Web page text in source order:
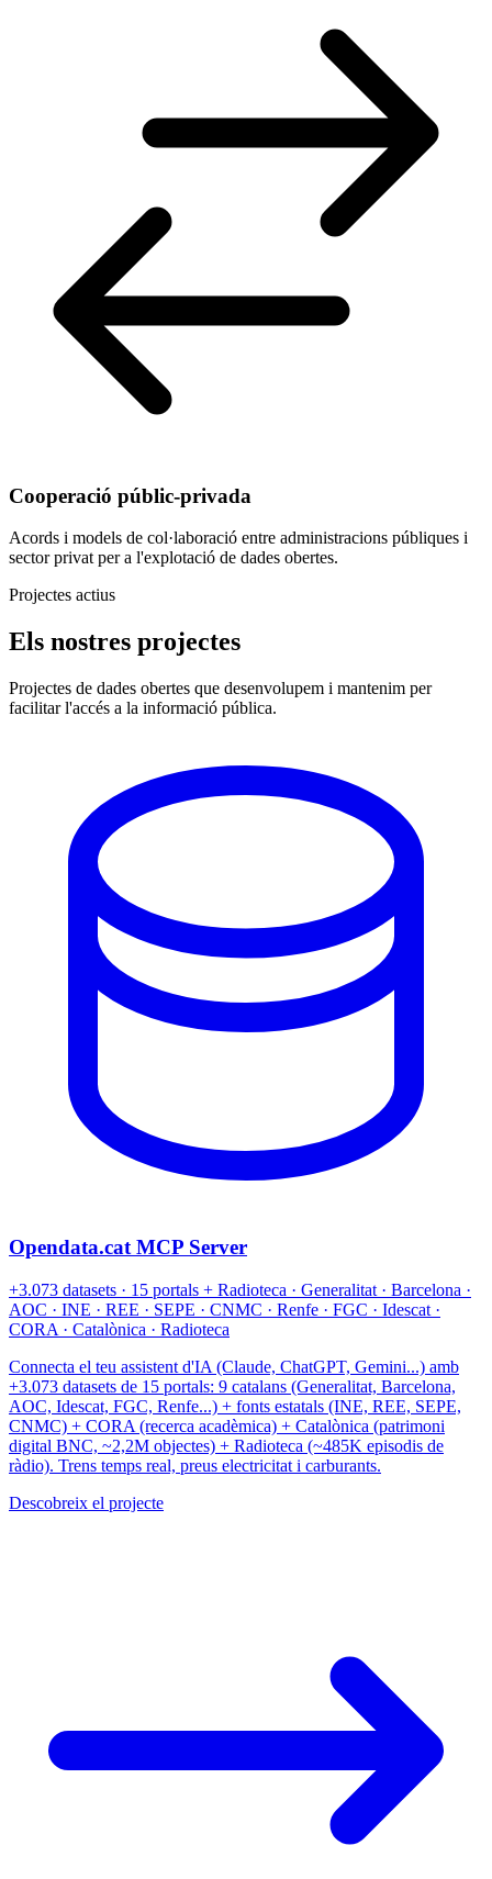
Cooperació públic-privada
Acords i models de col·laboració entre administracions públiques i
sector privat per a l'explotació de dades obertes.
Projectes actius
Els nostres projectes
Projectes de dades obertes que desenvolupem i mantenim per
facilitar l'accés a la informació pública.
Opendata.cat MCP Server
+3.073 datasets · 15 portals + Radioteca · Generalitat · Barcelona ·
AOC · INE · REE · SEPE · CNMC · Renfe · FGC · Idescat ·
CORA · Catalònica · Radioteca
Connecta el teu assistent d'IA (Claude, ChatGPT, Gemini...) amb
+3.073 datasets de 15 portals: 9 catalans (Generalitat, Barcelona,
AOC, Idescat, FGC, Renfe...) + fonts estatals (INE, REE, SEPE,
CNMC) + CORA (recerca acadèmica) + Catalònica (patrimoni
digital BNC, ~2,2M objectes) + Radioteca (~485K episodis de
ràdio). Trens temps real, preus electricitat i carburants.
Descobreix el projecte